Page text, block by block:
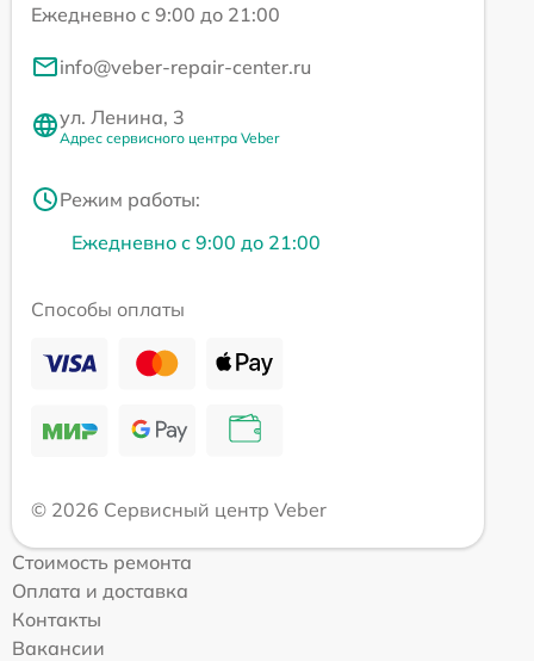
Ежедневно с 9:00 до 21:00
info@veber-repair-center.ru
ул. Ленина, 3
Адрес сервисного центра Veber
Режим работы:
Ежедневно с 9:00 до 21:00
Способы оплаты
© 2026 Сервисный центр Veber
Стоимость ремонта
Оплата и доставка
Контакты
Вакансии